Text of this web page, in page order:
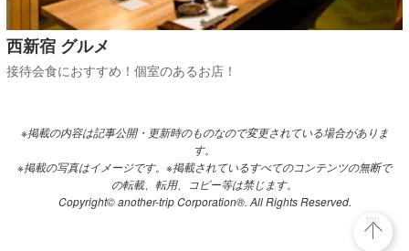
西新宿 グルメ
接待会食におすすめ！個室のあるお店！
top
※掲載の内容は記事公開・更新時のものなので変更されている場合がありま
す。
※掲載の写真はイメージです。※掲載されているすべてのコンテンツの無断で
の転載、転用、コピー等は禁じます。
Copyright© another-trip Corporation®. All Rights Reserved.